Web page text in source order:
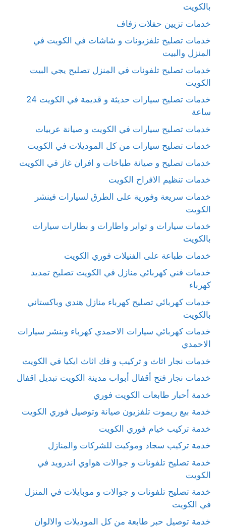
بالكويت
خدمات تزيين حفلات زفاف
خدمات تصليح تلفزيونات و شاشات في الكويت في
المنزل والبيت
خدمات تصليح تلفونات في المنزل تصليح يجي البيت
الكويت
خدمات تصليح سيارات حديثة و قديمة في الكويت 24
ساعة
خدمات تصليح سيارات في الكويت و صيانة عربيات
خدمات تصليح سيارات من كل الموديلات في الكويت
خدمات تصليح و صيانة طباخات و افران غاز في الكويت
خدمات تنظيم الافراح الكويت
خدمات سريعة وفورية على الطرق لسيارات فينشر
الكويت
خدمات سيارات و تواير واطارات و بطارات سيارات
بالكويت
خدمات طباعة على الفنيلات فوري الكويت
خدمات فني كهربائي منازل في الكويت تصليح تمديد
كهرباء
خدمات كهربائي تصليح كهرباء منازل هندي وباكستاني
بالكويت
خدمات كهربائي سيارات الاحمدي كهرباء وبنشر سيارات
الاحمدي
خدمات نجار اثاث و تركيب و فك اثاث ايكيا في الكويت
خدمات نجار فتح أقفال أبواب مدينة الكويت تبديل اقفال
خدمة أحبار طابعات الكويت فوري
خدمة بيع ريموت تلفزيون صيانة وتوصيل فوري الكويت
خدمة تركيب خيام فوري الكويت
خدمة تركيب سجاد وموكيت للشركات والمنازل
خدمة تصليح تلفونات و جوالات هواوي اندرويد في
الكويت
خدمة تصليح تلفونات و جوالات و موبايلات في المنزل
في الكويت
خدمة توصيل حبر طابعة من كل الموديلات والالوان